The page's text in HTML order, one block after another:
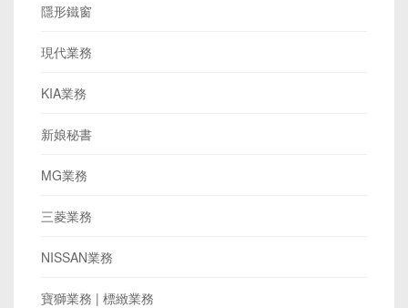
隱形鐵窗
現代業務
KIA業務
新娘秘書
MG業務
三菱業務
NISSAN業務
寶獅業務 | 標緻業務